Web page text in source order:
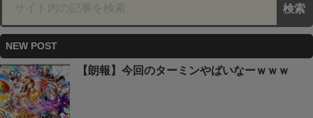
NEW POST
【朗報】今回のターミンやばいなーｗｗｗ